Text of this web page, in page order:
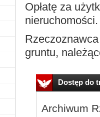
Opłatę za
gruntu,
Dostęp do
Archiwum